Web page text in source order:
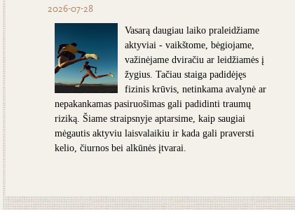
2026-07-28
Vasarą daugiau laiko praleidžiame
aktyviai - vaikštome, bėgiojame,
važinėjame dviračiu ar leidžiamės į
žygius. Tačiau staiga padidėjęs
fizinis krūvis, netinkama avalynė ar
nepakankamas pasiruošimas gali padidinti traumų
riziką. Šiame straipsnyje aptarsime, kaip saugiai
mėgautis aktyviu laisvalaikiu ir kada gali praversti
kelio, čiurnos bei alkūnės įtvarai.